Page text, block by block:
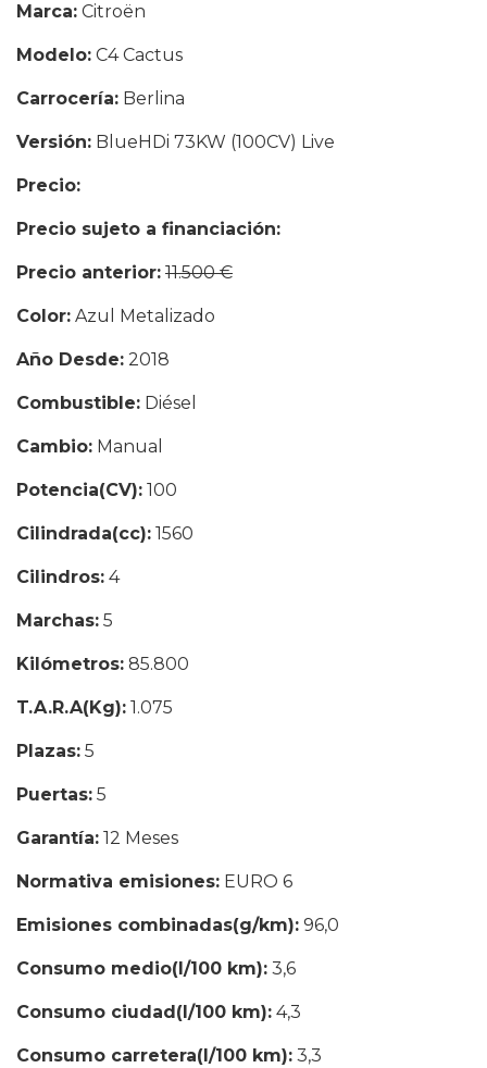
Marca: Citroën
Modelo: C4 Cactus
Carrocería: Berlina
Versión: BlueHDi 73KW (100CV) Live
Precio:
Precio sujeto a financiación:
Precio anterior: 11.500 €
Color: Azul Metalizado
Año Desde: 2018
Combustible: Diésel
Cambio: Manual
Potencia(CV): 100
Cilindrada(cc): 1560
Cilindros: 4
Marchas: 5
Kilómetros: 85.800
T.A.R.A(Kg): 1.075
Plazas: 5
Puertas: 5
Garantía: 12 Meses
Normativa emisiones: EURO 6
Emisiones combinadas(g/km): 96,0
Consumo medio(l/100 km): 3,6
Consumo ciudad(l/100 km): 4,3
Consumo carretera(l/100 km): 3,3